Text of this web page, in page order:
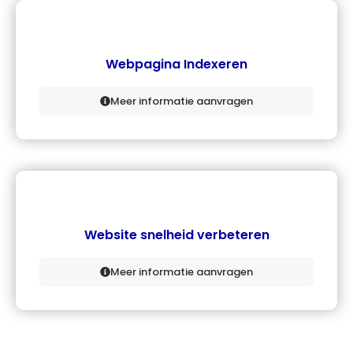
Webpagina Indexeren
Meer informatie aanvragen
Website snelheid verbeteren
Meer informatie aanvragen